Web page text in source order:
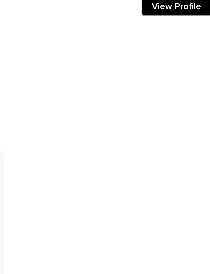
daar even je aandacht rusten.
keelcentrum.
View Profile